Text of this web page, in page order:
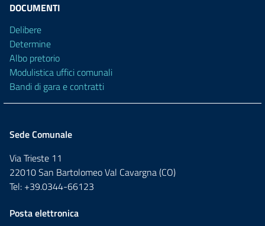
DOCUMENTI
Delibere
Determine
Albo pretorio
Modulistica uffici comunali
Bandi di gara e contratti
Sede Comunale
Via Trieste 11
22010 San Bartolomeo Val Cavargna (CO)
Tel: +39.0344-66123
Posta elettronica